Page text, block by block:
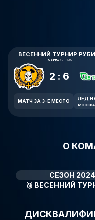
ВЕСЕННИЙ ТУРНИР
06 ИЮЛЯ, 11:30
2:6
МАТЧ ЗА 3-Е МЕСТО
О
СЕЗОН
🥉 ВЕСЕННИЙ